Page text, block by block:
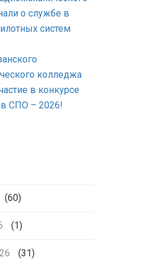
о службе в
систем
колледжа
в конкурсе
СПО – 2026!
(60)
(1)
(31)